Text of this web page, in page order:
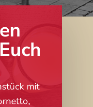
mit